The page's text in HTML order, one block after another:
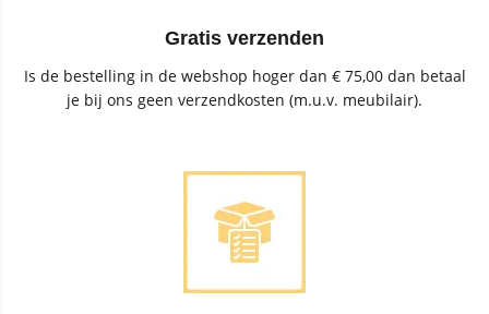
Gratis verzenden
Is de bestelling in de webshop hoger dan € 75,00 dan betaal
je bij ons geen verzendkosten (m.u.v. meubilair).